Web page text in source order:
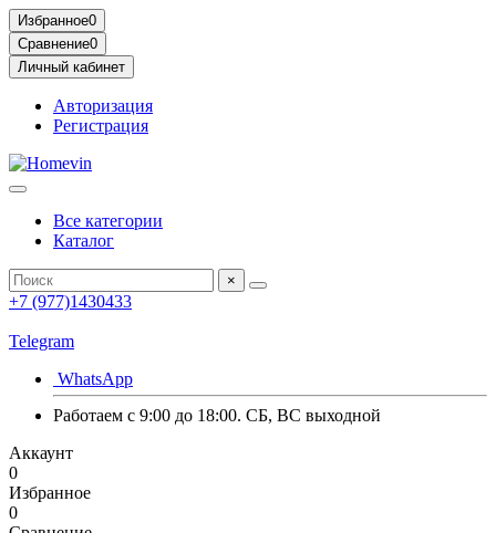
Избранное0
Сравнение0
Личный кабинет
Авторизация
Регистрация
Все категории
Каталог
×
+7 (977)1430433
Telegram
WhatsApp
Работаем с 9:00 до 18:00. СБ, ВС выходной
Аккаунт
0
Избранное
0